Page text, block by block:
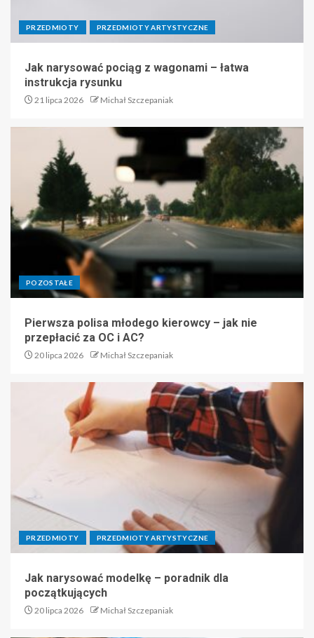
PRZEDMIOTY PRZEDMIOTY ARTYSTYCZNE
Jak narysować pociąg z wagonami – łatwa
instrukcja rysunku
21 lipca 2026 Michał Szczepaniak
POZOSTAŁE
Pierwsza polisa młodego kierowcy – jak nie
przepłacić za OC i AC?
20 lipca 2026 Michał Szczepaniak
PRZEDMIOTY PRZEDMIOTY ARTYSTYCZNE
Jak narysować modelkę – poradnik dla
początkujących
20 lipca 2026 Michał Szczepaniak